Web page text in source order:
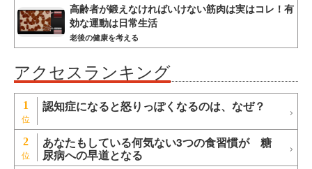
高齢者が鍛えなければいけない筋肉は実はコレ！有
効な運動は日常生活
老後の健康を考える
アクセスランキング
1 認知症になると怒りっぽくなるのは、なぜ？
2 あなたもしている何気ない3つの食習慣が 糖
尿病への早道となる